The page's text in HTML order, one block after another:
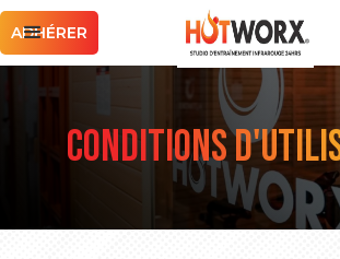
ADHÉRER
CONDITIONS